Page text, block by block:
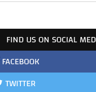
FIND US ON SOCIAL
FACEBOOK
TWITTER